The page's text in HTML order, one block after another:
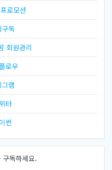
로모션
구독
회원관리
로우
그램
터
썬
구독하세요.